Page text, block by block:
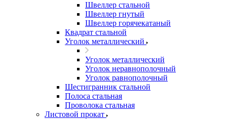
Швеллер стальной
Швеллер гнутый
Швеллер горячекатаный
Квадрат стальной
Уголок металлический
Уголок металлический
Уголок неравнополочный
Уголок равнополочный
Шестигранник стальной
Полоса стальная
Проволока стальная
Листовой прокат